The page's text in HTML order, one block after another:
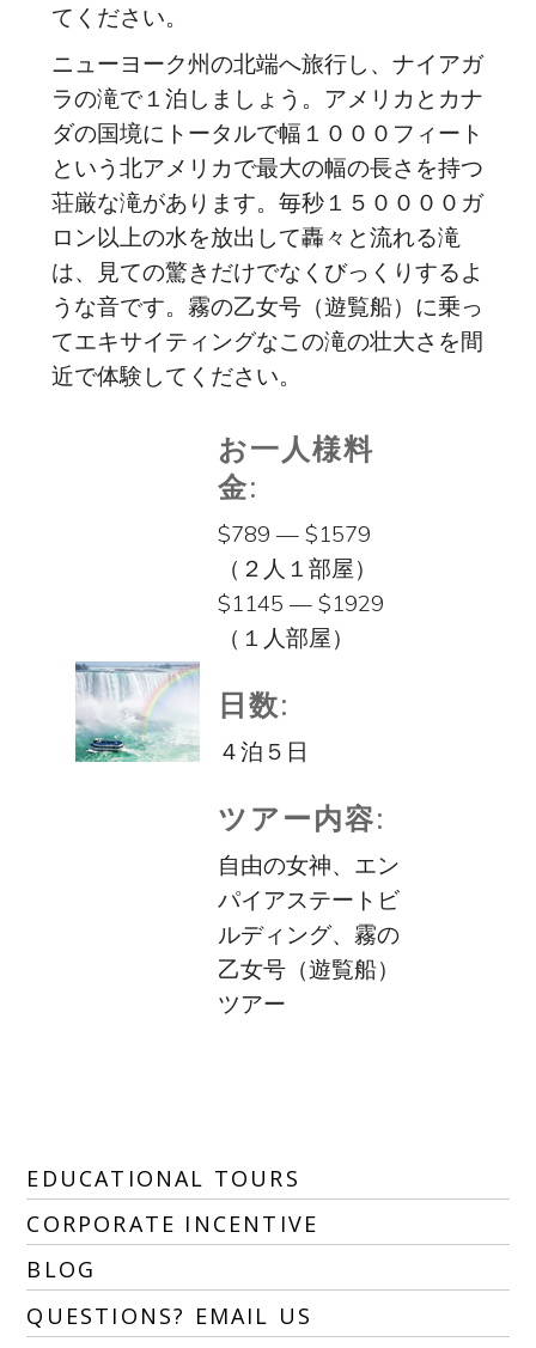
てください。
ニューヨーク州の北端へ旅行し、ナイアガ
ラの滝で１泊しましょう。アメリカとカナ
ダの国境にトータルで幅１０００フィート
という北アメリカで最大の幅の長さを持つ
荘厳な滝があります。毎秒１５００００ガ
ロン以上の水を放出して轟々と流れる滝
は、見ての驚きだけでなくびっくりするよ
うな音です。霧の乙女号（遊覧船）に乗っ
てエキサイティングなこの滝の壮大さを間
近で体験してください。
お一人様料
金:
$789 — $1579
（２人１部屋）
$1145 — $1929
（１人部屋）
日数:
４泊５日
ツアー内容:
自由の女神、エン
パイアステートビ
ルディング、霧の
乙女号（遊覧船）
ツアー
EDUCATIONAL TOURS
CORPORATE INCENTIVE
BLOG
QUESTIONS? EMAIL US